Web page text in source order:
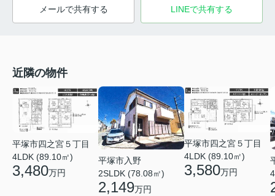
メールで共有する LINEで共有する
近隣の物件
平塚市四之宮５丁目
4LDK (89.10㎡)
3,480万円
平塚市入野
2SLDK (78.08㎡)
2,149万円
平塚市四之宮５丁目
4LDK (89.10㎡)
3,580万円